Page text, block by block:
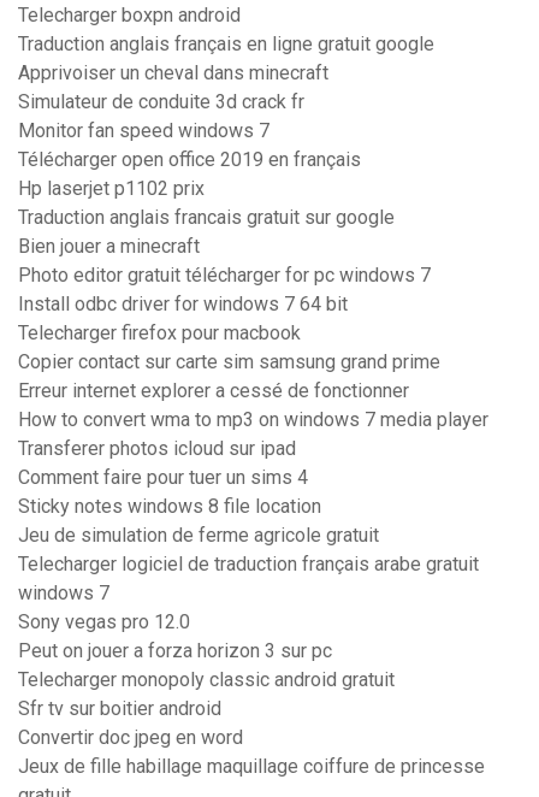
Telecharger boxpn android
Traduction anglais français en ligne gratuit google
Apprivoiser un cheval dans minecraft
Simulateur de conduite 3d crack fr
Monitor fan speed windows 7
Télécharger open office 2019 en français
Hp laserjet p1102 prix
Traduction anglais francais gratuit sur google
Bien jouer a minecraft
Photo editor gratuit télécharger for pc windows 7
Install odbc driver for windows 7 64 bit
Telecharger firefox pour macbook
Copier contact sur carte sim samsung grand prime
Erreur internet explorer a cessé de fonctionner
How to convert wma to mp3 on windows 7 media player
Transferer photos icloud sur ipad
Comment faire pour tuer un sims 4
Sticky notes windows 8 file location
Jeu de simulation de ferme agricole gratuit
Telecharger logiciel de traduction français arabe gratuit
windows 7
Sony vegas pro 12.0
Peut on jouer a forza horizon 3 sur pc
Telecharger monopoly classic android gratuit
Sfr tv sur boitier android
Convertir doc jpeg en word
Jeux de fille habillage maquillage coiffure de princesse